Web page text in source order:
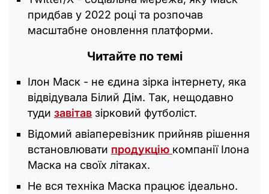
придбав у 2022 році та розпочав
масштабне оновлення платформи.
Читайте по темі
Ілон Маск - не єдина зірка інтернету, яка
відвідувала Білий Дім. Так, нещодавно
туди завітав зірковий футболіст.
Відомий авіаперевізник прийняв рішення
встановлювати продукцію компанії Ілона
Маска на своїх літаках.
Не вся техніка Маска працює ідеально.